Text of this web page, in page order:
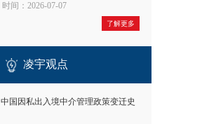
时间：2026-07-07
了解更多
凌宇观点
中国因私出入境中介管理政策变迁史